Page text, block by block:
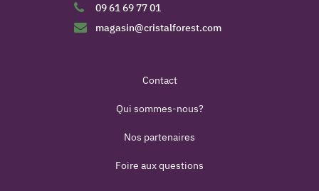
09 61 69 77 01
magasin@cristalforest.com
Contact
Qui sommes-nous?
Nos partenaires
Foire aux questions